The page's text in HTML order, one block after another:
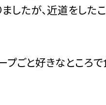
したが、近道をした
プごと好きなところで